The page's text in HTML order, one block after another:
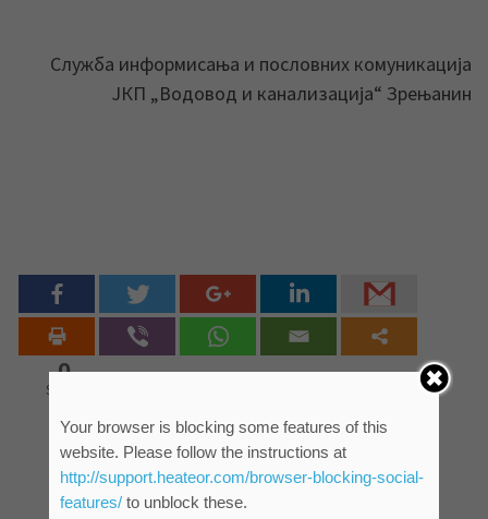
Служба информисања и пословних комуникација
ЈКП „Водовод и канализација“ Зрењанин
0
Shares
Your browser is blocking some features of this
website. Please follow the instructions at
http://support.heateor.com/browser-blocking-social-
features/to unblock these.